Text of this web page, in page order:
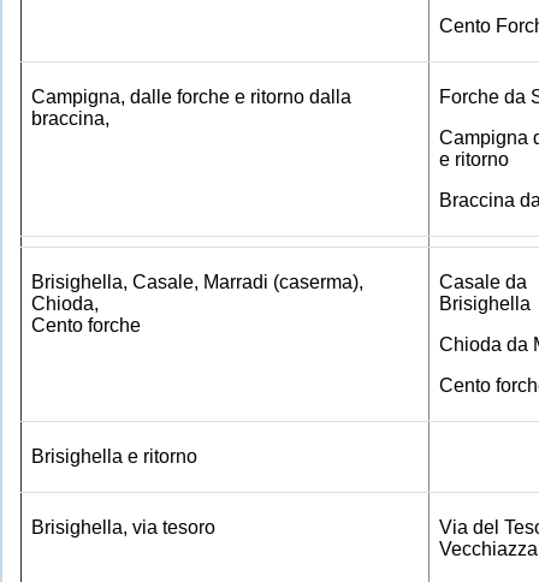
Cento
Campigna, dalle forche e ritorno dalla
braccina,
Forche da
Campigna
e ritorno
Braccina
Brisighella, Casale, Marradi (caserma),
Chioda,
Cento forche
Casale da
Brisighella
Chioda da
Cento
Brisighella e ritorno
Brisighella, via tesoro
Via del